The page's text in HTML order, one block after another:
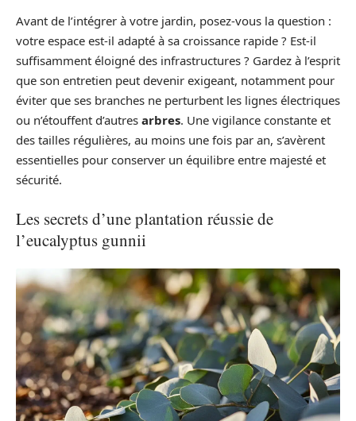
Avant de l’intégrer à votre jardin, posez-vous la question :
votre espace est-il adapté à sa croissance rapide ? Est-il
suffisamment éloigné des infrastructures ? Gardez à l’esprit
que son entretien peut devenir exigeant, notamment pour
éviter que ses branches ne perturbent les lignes électriques
ou n’étouffent d’autres arbres. Une vigilance constante et
des tailles régulières, au moins une fois par an, s’avèrent
essentielles pour conserver un équilibre entre majesté et
sécurité.
Les secrets d’une plantation réussie de
l’eucalyptus gunnii